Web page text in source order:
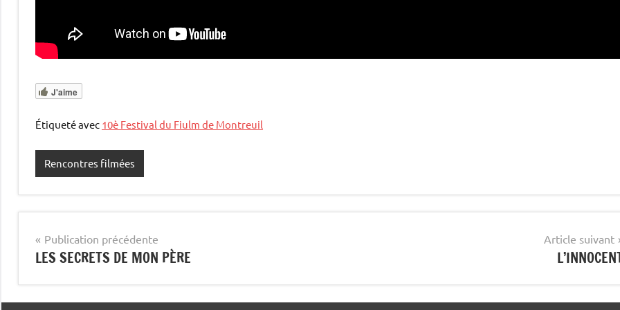
J'aime
Étiqueté avec 10è Festival du Fiulm de Montreuil
Rencontres filmées
Navigation
de
l’article
Publication précédente
LES SECRETS DE MON PÈRE
Article suivant